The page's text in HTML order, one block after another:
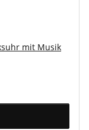
mit Musik